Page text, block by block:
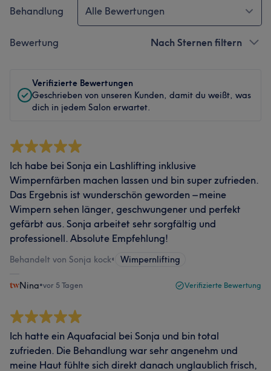
Behandlung Alle Bewertungen
Bewertung Nach Sternen filtern
Verifizierte Bewertungen
Geschrieben von unseren Kunden, damit du weißt, was
dich in jedem Salon erwartet.
Ich habe bei Sonja ein Lashlifting inklusive
Wimpernfärben machen lassen und bin super zufrieden.
Das Ergebnis ist wunderschön geworden – meine
Wimpern sehen länger, geschwungener und perfekt
gefärbt aus. Sonja arbeitet sehr sorgfältig und
professionell. Absolute Empfehlung!
Behandelt von Sonja kock• Wimpernlifting
Nina•vor 5 Tagen Verifizierte Bewertung
Ich hatte ein Aquafacial bei Sonja und bin total
zufrieden. Die Behandlung war sehr angenehm und
meine Haut fühlte sich direkt danach unglaublich frisch,